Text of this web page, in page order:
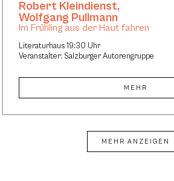
Literaturhaus 19:30 Uhr
Veranstalter: Salzburger Autorengruppe
Robert Kleindienst,
Wolfgang Pullmann
Im Frühling aus der Haut fahren
MEHR
MEHR ANZEIGEN